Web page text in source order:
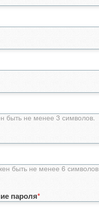
быть не менее 3 символов.
быть не менее 6 символов
пароля*